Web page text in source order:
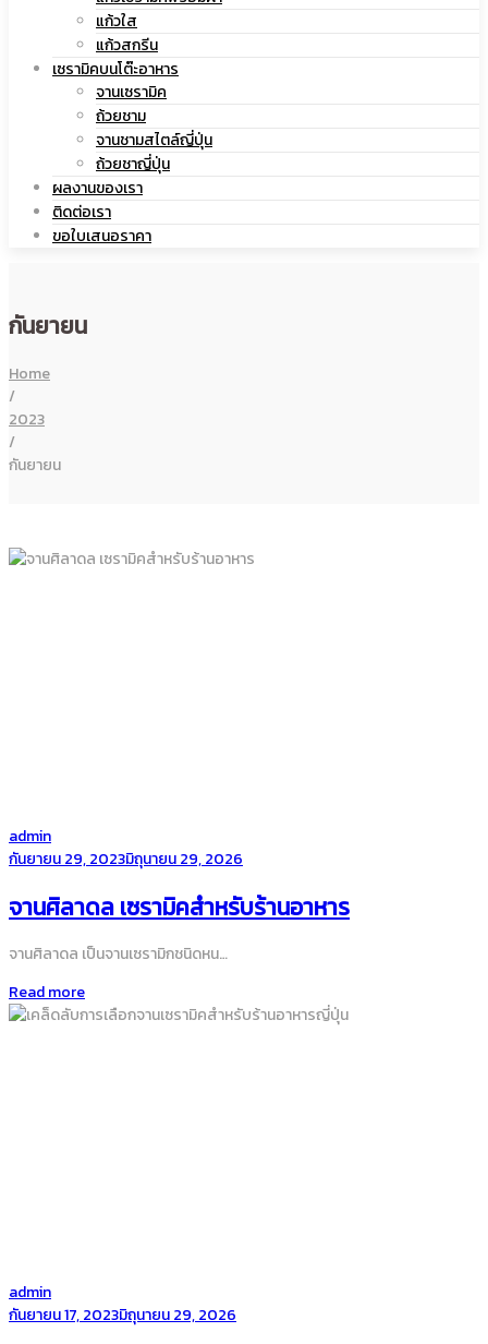
เซรามิค
แก้วใส
แก้วสกรีน
เซรามิคบนโต๊ะอาหาร
จานเซรามิค
ถ้วยชาม
จานชามสไตล์ญี่ปุ่น
ถ้วยชาญี่ปุ่น
ผลงานของเรา
ติดต่อเรา
ขอใบเสนอราคา
กันยายน
Home
/
2023
/
กันยายน
by
admin
Posted
กันยายน 29, 2023มิถุนายน 29, 2026
จานศิลาดล เซรามิคสำหรับร้านอาหาร
จานศิลาดล เป็นจานเซรามิกชนิดหน…
Read more
by
admin
Posted
กันยายน 17, 2023มิถุนายน 29, 2026